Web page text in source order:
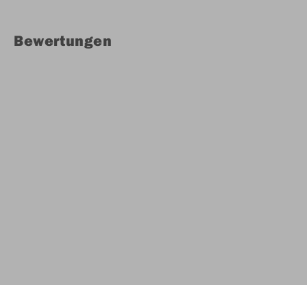
Bewertungen